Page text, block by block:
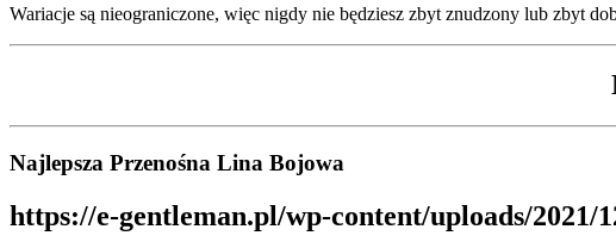
Wariacje są nieograniczone, więc nigdy nie będziesz zbyt znudzony lub zbyt
Najlepsza Przenośna Lina Bojowa
https://e-gentleman.pl/wp-content/uploads/